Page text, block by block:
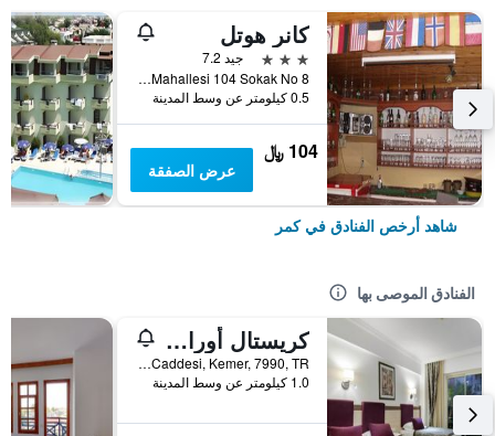
كانر هوتل
3 نجوم
جيد 7.2
Merkez Mahallesi 104 Sokak No 8, كمر, تركيا
0.5 كيلومتر عن وسط المدينة
104 ﷼
عرض الصفقة
شاهد أرخص الفنادق في كمر
الفنادق الموصى بها
كريستال أورا أكوا كوليكشن -سعامامل جميع الخدمات
Atatürk Caddesi, Kemer, 7990, TR, كمر, تركيا
1.0 كيلومتر عن وسط المدينة